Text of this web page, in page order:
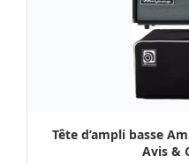
Tête d’ampli basse
Avis &